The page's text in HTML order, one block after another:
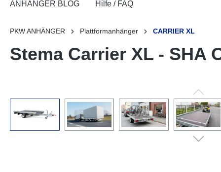
ANHÄNGER BLOG Hilfe / FAQ
PKW ANHÄNGER Plattformanhänger CARRIER XL
Stema Carrier XL - SHA
Bildergalerie überspringen